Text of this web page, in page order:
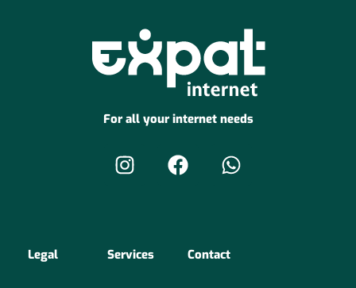
For all your internet needs
Legal Services Contact